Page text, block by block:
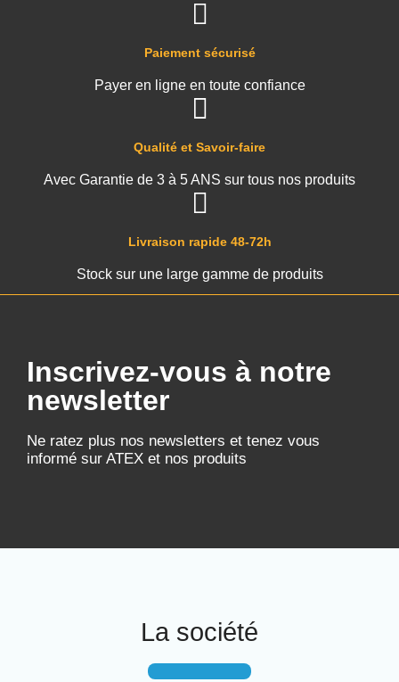
Livraison rapide 48-72h
Stock sur une large gamme de produits
Qualité et Savoir-faire
Avec Garantie de 3 à 5 ANS sur tous nos produits
Paiement sécurisé
Payer en ligne en toute confiance
Inscrivez-vous à notre
newsletter
Ne ratez plus nos newsletters et tenez vous
informé sur ATEX et nos produits
La société